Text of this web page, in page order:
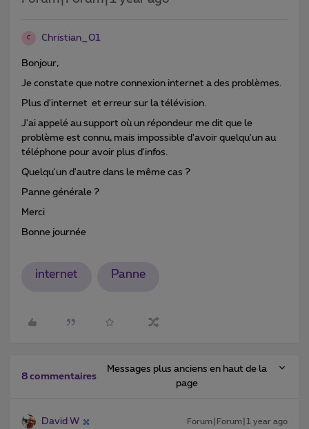
C Christian_01
Bonjour,
Je constate que notre connexion internet a des problèmes.
Plus d'internet et erreur sur la télévision.
J'ai appelé au support où un répondeur me dit que le
problème est connu, mais impossible d'avoir quelqu'un au
téléphone pour avoir plus d'infos.
Quelqu'un d'autre dans le même cas ?
Panne générale ?
Merci
Bonne journée
internet Panne
8 commentaires
Messages plus anciens en haut de la
page
David W Forum|Forum|1 year ago